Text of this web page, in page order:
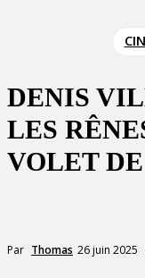
DENIS
LES
VOLET
Par Thomas 26 juin 2025